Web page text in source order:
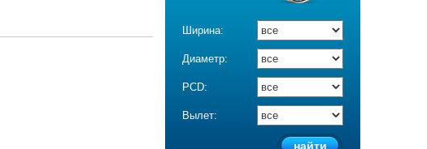
Ширина:
Диаметр:
PCD:
Вылет: